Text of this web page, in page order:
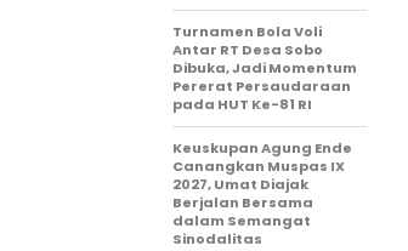
Turnamen Bola Voli
Antar RT Desa Sobo
Dibuka, Jadi Momentum
Pererat Persaudaraan
pada HUT Ke-81 RI
Keuskupan Agung Ende
Canangkan Muspas IX
2027, Umat Diajak
Berjalan Bersama
dalam Semangat
Sinodalitas